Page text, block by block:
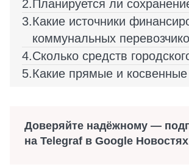
Планируется ли
Какие источники
коммунальных
Сколько средств
Какие прямые и
Доверяйте надёжному —
на Telegraf в Google Новостях